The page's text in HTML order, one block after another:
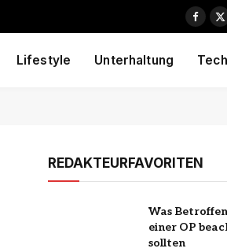
X
Lifestyle Unterhaltung Tech
REDAKTEURFAVORITEN
Was
einer OP
sollten